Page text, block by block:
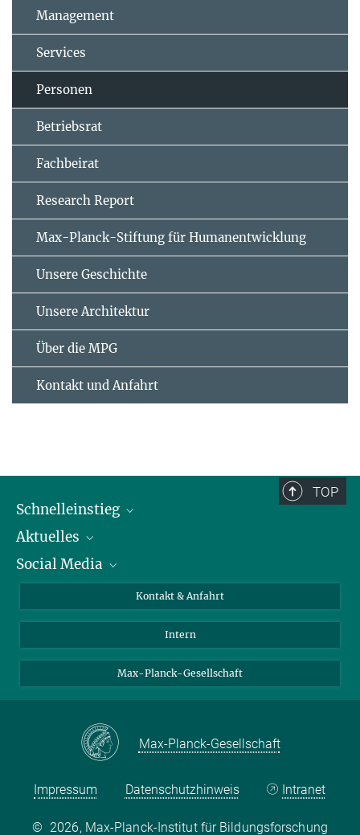
Management
Services
Personen
Betriebsrat
Fachbeirat
Research Report
Max-Planck-Stiftung für Humanentwicklung
Unsere Geschichte
Unsere Architektur
Über die MPG
Kontakt und Anfahrt
TOP
Schnelleinstieg
Personen
Pressebereich
Aktuelles
Stellenangebote
Social Media
X
LinkedIn
Kontakt & Anfahrt
Intern
Max-Planck-Gesellschaft
Max-Planck-Gesellschaft
Impressum Datenschutzhinweis Intranet
© 2026, Max-Planck-Institut für Bildungsforschung